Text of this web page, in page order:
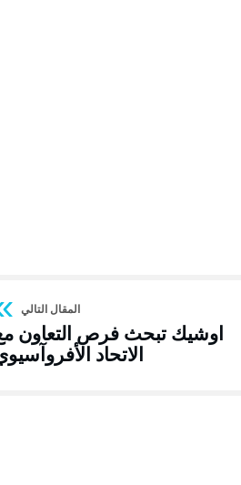
اوشيك تبحث فرص التعاون
الاتحاد